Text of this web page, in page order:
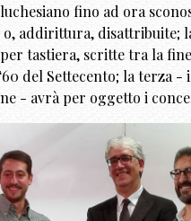
fino ad ora
addirittura, disattribuite;
tastiera, scritte tra la
del Settecento; la terza -
- avrà per oggetto i